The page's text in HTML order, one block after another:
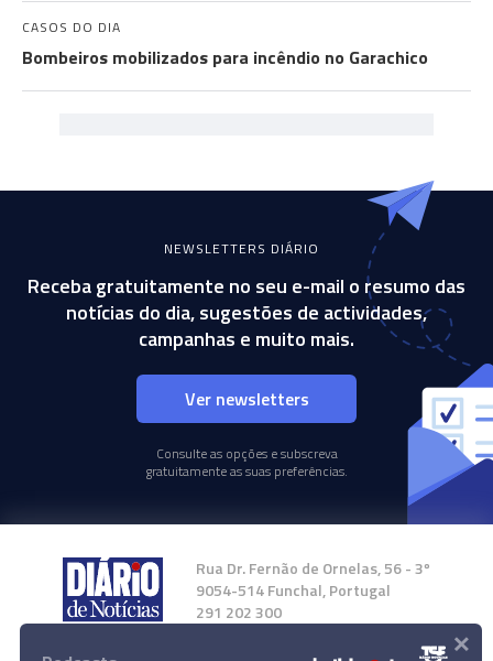
CASOS DO DIA
Bombeiros mobilizados para incêndio no Garachico
NEWSLETTERS DIÁRIO
Receba gratuitamente no seu e-mail o resumo das
notícias do dia, sugestões de actividades,
campanhas e muito mais.
Ver newsletters
Consulte as opções e subscreva
gratuitamente as suas preferências.
Rua Dr. Fernão de Ornelas, 56 - 3º
9054-514 Funchal, Portugal
291 202 300
×